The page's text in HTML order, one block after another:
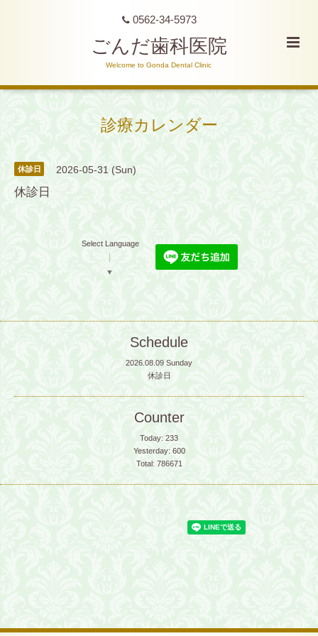
0562-34-5973
ごんだ歯科医院
Welcome to Gonda Dental Clinic
診療カレンダー
休診日 2026-05-31 (Sun)
休診日
Select Language
▼
Schedule
2026.08.09 Sunday
休診日
Counter
Today: 233
Yesterday: 600
Total: 786671